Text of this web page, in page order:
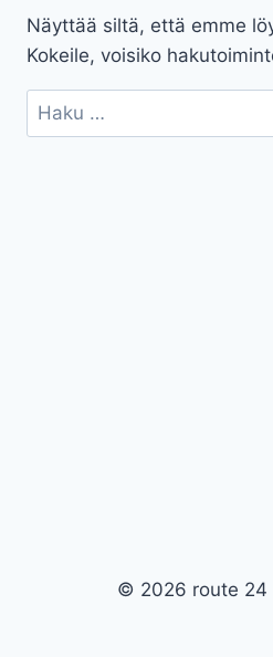
Näyttää siltä, että emme
Kokeile, voisiko
Haku:
© 2026 route 24